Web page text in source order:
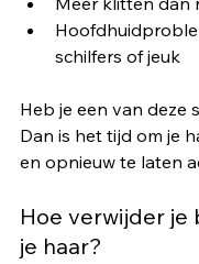
schilfers of jeuk
Heb je een van deze
Dan is het tijd om je
en opnieuw te laten
Hoe verwijder je
je haar?